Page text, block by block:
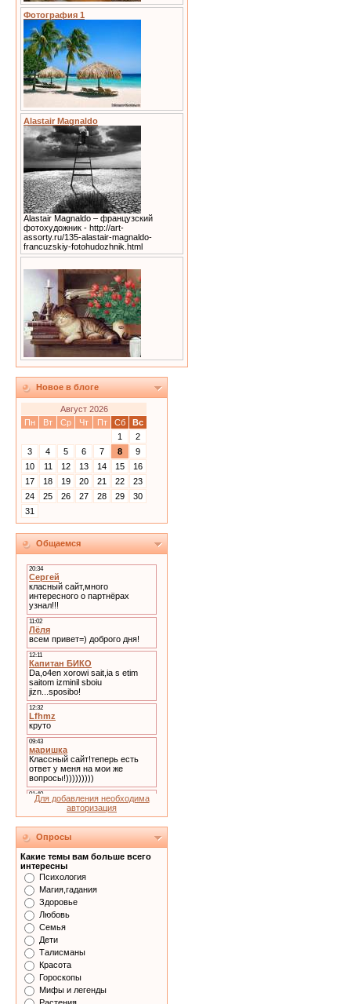
Фотография 1
Alastair Magnaldo
Alastair Magnaldo – французский
фотохудожник - http://art-
assorty.ru/135-alastair-magnaldo-
francuzskiy-fotohudozhnik.html
Новое в блоге
Август 2026
Пн
Вт Ср Чт Пт Сб
Вс
1
2
3
4 5 6 7 8
9
10
11 12 13 14 15
16
17
18 19 20 21 22
23
24
25 26 27 28 29
30
31
Общаемся
Для добавления необходима
авторизация
Опросы
Какие темы вам больше всего
интересны
Психология
Магия,гадания
Здоровье
Любовь
Семья
Дети
Талисманы
Красота
Гороскопы
Мифы и легенды